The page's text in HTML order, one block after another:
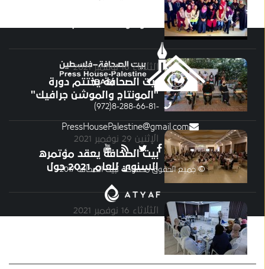
الثلاثاء 16 نوفمبر 2021
بيت الصحافة يختتم دورة
"المونتاج والموشن جرافيك"
الإثنين 29 نوفمبر 2021
بيت الصحافة يعقد مؤتمره
السنوي للعام 2021 حول
والانتهاكات"
الثلاثاء 16 نوفمبر 2021
للقانون"
-8-288-66-81(972)
PressHousePalestine@gmail.com
© جميع الحقوق محفوظة لبيت الصحافة 2017